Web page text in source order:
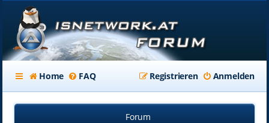
Home FAQ Anmelden
Registrieren
Forum